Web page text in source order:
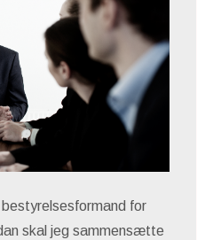
for
skal jeg sammensætte